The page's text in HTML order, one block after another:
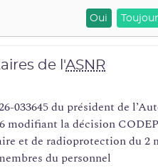
Oui
de l'ASNR
033645 du président de
modifiant la décision
et de radioprotection du 2
du personnel